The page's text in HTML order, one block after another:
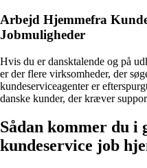
Arbejd Hjemmefra
Jobmuligheder
Hvis du er dansktalende og på
er der flere virksomheder, der
kundeserviceagenter er
danske kunder, der kræver
Sådan kommer du i
kundeservice job